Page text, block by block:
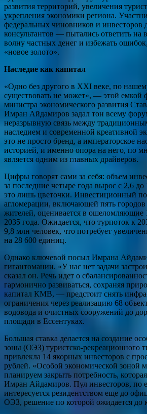
развития территорий, увеличения
укрепления экономики региона.
федеральных чиновников и инвесторов
консультантов — пытались ответить на
волну частных денег и избежать
«новое золото».
Наследие как капитал
«Одно без другого в XXI веке, по
существовать не может», — этой емкой
министра экономического развития
Имран Айдамиров задал тон всему
неразрывную связь между
наследием и современной
это не просто бренд, а императорское
историей, и именно опора на него, по
является одним из главных драйверов.
Цифры говорят сами за себя: объем
за последние четыре года вырос с 2,6
это лишь цветочки. Инвестиционный
агломерации, включающей пять
жителей, оценивается в ошеломляющие
2035 года. Ожидается, что турпоток к
9,8 млн человек, что потребует
на 28 600 единиц.
Однако ключевой посыл Имрана
гигантомании. «У нас нет задачи
сказал он. Речь идет о
гармонично развиваться, сохраняя
капитал КМВ, — предстоит снять
ограничения через реализацию 68
водовода и очистных сооружений до
площади в Ессентуках.
Большая ставка делается на создание
зоны (ОЭЗ) туристско-рекреационного
привлекла 14 якорных инвесторов с
рублей. «Особой экономической зоной
планируем закрыть потребность,
Имран Айдамиров. Пул инвесторов, по
интересуется резидентством еще до
ОЭЗ, решение по которой ожидается до